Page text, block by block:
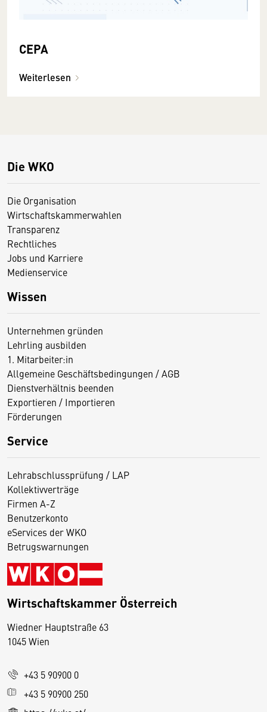
CEPA
Weiterlesen
Die WKO
Die Organisation
Wirtschaftskammerwahlen
Transparenz
Rechtliches
Jobs und Karriere
Medienservice
Wissen
Unternehmen gründen
Lehrling ausbilden
1. Mitarbeiter:in
Allgemeine Geschäftsbedingungen / AGB
Dienstverhältnis beenden
Exportieren / Importieren
Förderungen
Service
Lehrabschlussprüfung / LAP
Kollektivverträge
Firmen A-Z
Benutzerkonto
eServices der WKO
Betrugswarnungen
Wirtschaftskammer Österreich
Wiedner Hauptstraße 63
1045 Wien
+43 5 90900 0
+43 5 90900 250
D
s
e